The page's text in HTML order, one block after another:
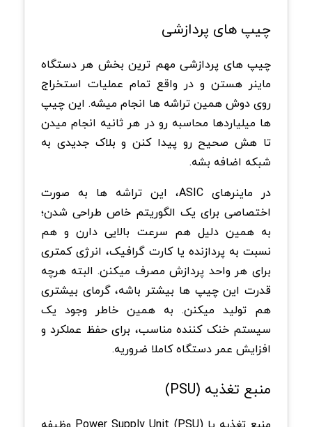
چیپ های پردازشی
چیپ های پردازشی مهم ترین بخش هر دستگاه
ماینر هستن و در واقع تمام عملیات استخراج
روی دوش همین تراشه ها انجام میشه. این چیپ
ها میلیاردها محاسبه رو در هر ثانیه انجام میدن
تا هش صحیح رو پیدا کنن و بلاک جدیدی به
شبکه اضافه بشه.
در ماینرهای ASIC، این تراشه ها به صورت
اختصاصی برای یک الگوریتم خاص طراحی شدن؛
به همین دلیل هم سرعت بالایی دارن و هم
نسبت به پردازنده یا کارت گرافیک، انرژی کمتری
برای هر واحد پردازش مصرف میکنن. البته هرچه
قدرت این چیپ ها بیشتر باشه، گرمای بیشتری
هم تولید میکنن. به همین خاطر وجود یک
سیستم خنک کننده مناسب، برای حفظ عملکرد و
افزایش عمر دستگاه کاملا ضروریه.
منبع تغذیه (PSU)